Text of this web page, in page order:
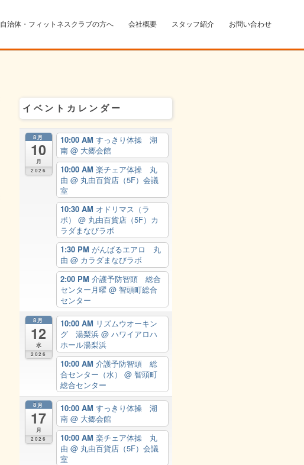
自治体・フィットネスクラブの方へ 会社概要 スタッフ紹介 お問い合わせ
イベントカレンダー
8月
10
月
2026
10:00 AM すっきり体操 湖
南 @ 大郷会館
10:00 AM 楽チェア体操 丸
由 @ 丸由百貨店（5F）会議
室
10:30 AM オドリマス（ラ
ボ） @ 丸由百貨店（5F）カ
ラダまなびラボ
1:30 PM がんばるエアロ 丸
由 @ カラダまなびラボ
2:00 PM 介護予防智頭 総合
センター月曜 @ 智頭町総合
センター
8月
12
水
2026
10:00 AM リズムウオーキン
グ 湯梨浜 @ ハワイアロハ
ホール湯梨浜
10:00 AM 介護予防智頭 総
合センター（水） @ 智頭町
総合センター
8月
17
月
2026
10:00 AM すっきり体操 湖
南 @ 大郷会館
10:00 AM 楽チェア体操 丸
由 @ 丸由百貨店（5F）会議
室